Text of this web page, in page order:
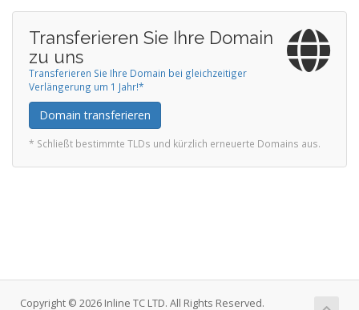
Transferieren Sie Ihre Domain
zu uns
Transferieren Sie Ihre Domain bei gleichzeitiger
Verlängerung um 1 Jahr!*
Domain transferieren
* Schließt bestimmte TLDs und kürzlich erneuerte Domains aus.
Copyright © 2026 Inline TC LTD. All Rights Reserved.